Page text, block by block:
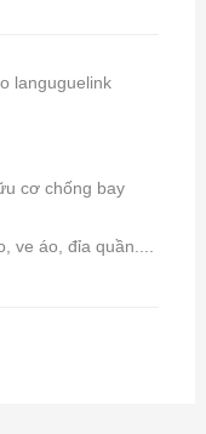
languguelink
cơ chống bay
ve áo, đỉa quần....